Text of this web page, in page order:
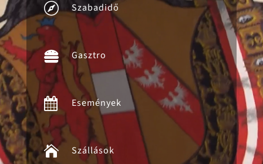
 Szabadidő
 Gasztro
 Események
 Szállások